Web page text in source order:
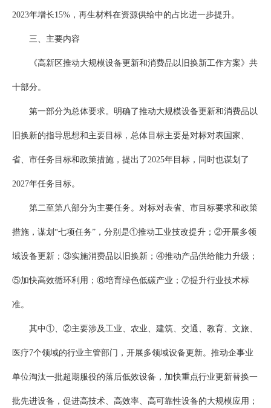
2023年增长15%，再生材料在资源供给中的占比进一步提升。
三、主要内容
《高新区推动大规模设备更新和消费品以旧换新工作方案》共
十部分。
第一部分为总体要求。明确了推动大规模设备更新和消费品以
旧换新的指导思想和主要目标，总体目标主要是对标对表国家、
省、市任务目标和政策措施，提出了2025年目标，同时也谋划了
2027年任务目标。
第二至第八部分为主要任务。对标对表省、市目标要求和政策
措施，谋划“七项任务”，分别是①推动工业技改提升；②开展多领
域设备更新；③实施消费品以旧换新；④推动产品供给能力升级；
⑤加快高效循环利用；⑥培育绿色低碳产业；⑦提升行业技术标
准。
其中①、②主要涉及工业、农业、建筑、交通、教育、文旅、
医疗7个领域的行业主管部门，开展多领域设备更新。推动企事业
单位淘汰一批超期服役的落后低效设备，加快重点行业更新替换一
批先进设备，促进高技术、高效率、高可靠性设备的大规模应用；